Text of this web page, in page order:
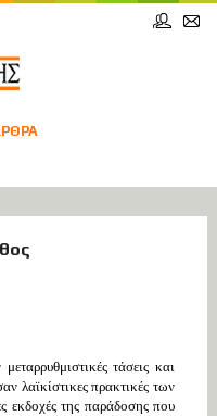
τάσεις και
λαϊκίστικες πρακτικές των
εκδοχές της παράδοσης που